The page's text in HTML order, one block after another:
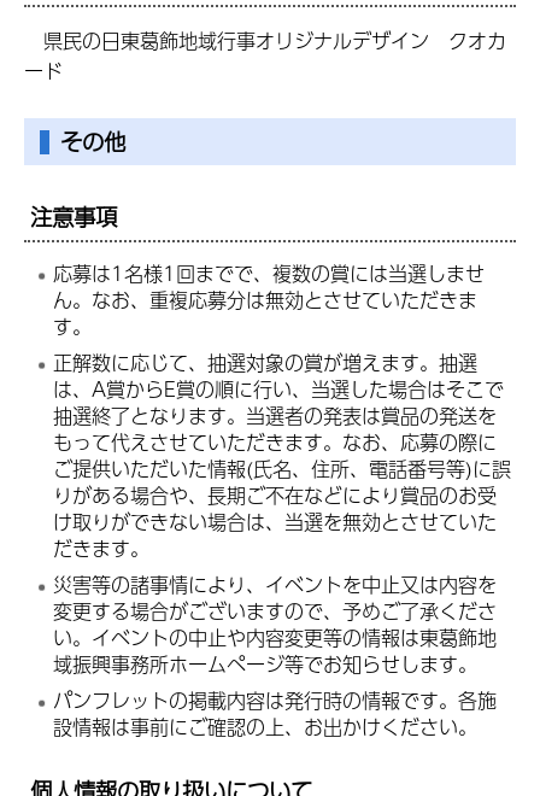
県民の日東葛飾地域行事オリジナルデザイン クオカ
ード
その他
注意事項
応募は1名様1回までで、複数の賞には当選しませ
ん。なお、重複応募分は無効とさせていただきま
す。
正解数に応じて、抽選対象の賞が増えます。抽選
は、A賞からE賞の順に行い、当選した場合はそこで
抽選終了となります。当選者の発表は賞品の発送を
もって代えさせていただきます。なお、応募の際に
ご提供いただいた情報(氏名、住所、電話番号等)に誤
りがある場合や、長期ご不在などにより賞品のお受
け取りができない場合は、当選を無効とさせていた
だきます。
災害等の諸事情により、イベントを中止又は内容を
変更する場合がございますので、予めご了承くださ
い。イベントの中止や内容変更等の情報は東葛飾地
域振興事務所ホームページ等でお知らせします。
パンフレットの掲載内容は発行時の情報です。各施
設情報は事前にご確認の上、お出かけください。